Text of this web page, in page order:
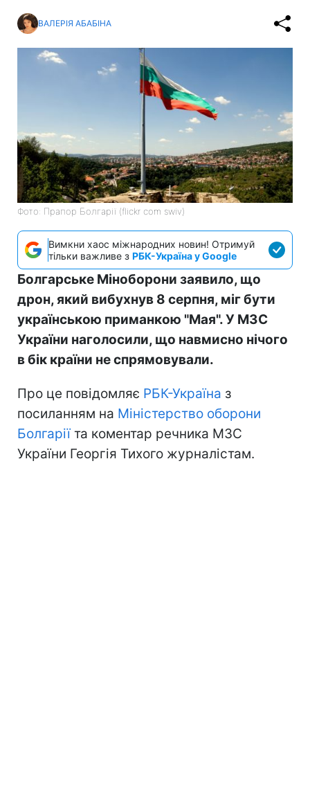
ВАЛЕРІЯ АБАБІНА
Фото: Прапор Болгарії (flickr com swiv)
Вимкни хаос міжнародних новин! Отримуй
тільки важливе з РБК-Україна у Google
Болгарське Міноборони заявило, що
дрон, який вибухнув 8 серпня, міг бути
українською приманкою "Мая". У МЗС
України наголосили, що навмисно нічого
в бік країни не спрямовували.
Про це повідомляє РБК-Україна з
посиланням на Міністерство оборони
Болгаріїта коментар речника МЗС
України Георгія Тихого журналістам.